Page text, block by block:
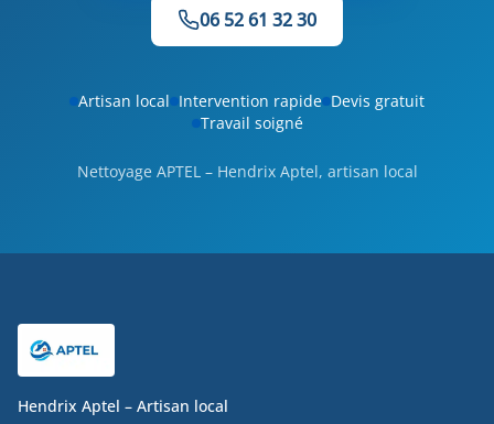
06 52 61 32 30
Artisan local Intervention rapide Devis gratuit
Travail soigné
Nettoyage APTEL – Hendrix Aptel, artisan local
Hendrix Aptel – Artisan local